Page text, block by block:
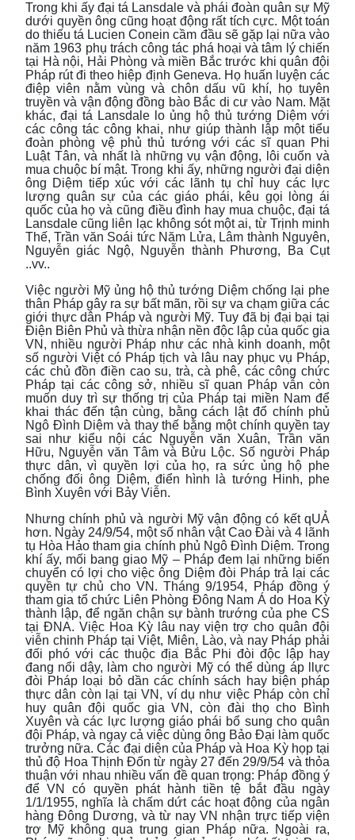
Trong khi ấy đại tá Lansdale và phái đoàn quân sự Mỹ
dưới quyền ông cũng hoạt động rất tích cực. Một toán
do thiếu tá Lucien Conein cầm đầu sẽ gặp lại nữa vào
năm 1963 phụ trách công tác phá hoại và tâm lý chiến
tại Hà nội, Hải Phòng và miền Bắc trước khi quân đội
Pháp rút đi theo hiệp định Geneva. Họ huấn luyện các
điệp viên nằm vùng và chôn dấu vũ khí, họ tuyên
truyền và vận động đồng bào Bắc di cư vào Nam. Mặt
khác, đại tá Lansdale lo ủng hộ thủ tướng Diệm với
các công tác công khai, như giúp thành lập một tiểu
đoàn phòng vệ phủ thủ tướng với các sĩ quan Phi
Luật Tân, và nhất là những vụ vận động, lôi cuốn và
mua chuộc bí mật. Trong khi ấy, những người đại diện
ông Diệm tiếp xúc với các lãnh tụ chỉ huy các lực
lượng quân sự của các giáo phái, kêu gọi lòng ái
quốc của họ và cũng điều đình hay mua chuộc, đại tá
Lansdale cũng liên lạc không sót một ai, từ Trịnh minh
Thế, Trần văn Soái tức Năm Lửa, Lâm thành Nguyên,
Nguyễn giác Ngộ, Nguyễn thành Phương, Ba Cụt
..vv..
Việc người Mỹ ủng hộ thủ tướng Diệm chống lại phe
thân Pháp gây ra sự bất mãn, rồi sự va chạm giữa các
giới thực dân Pháp và người Mỹ. Tuy đã bị đại bại tại
Điện Biên Phủ và thừa nhận nền độc lập của quốc gia
VN, nhiều người Pháp như các nhà kinh doanh, một
số người Việt có Pháp tịch và lâu nay phục vụ Pháp,
các chủ đồn điền cao su, trà, cà phê, các công chức
Pháp tại các công sở, nhiều sĩ quan Pháp vẫn còn
muốn duy trì sự thống trị của Pháp tại miền Nam để
khai thác đến tận cùng, bằng cách lật đổ chính phủ
Ngô Đình Diệm và thay thế bằng một chính quyền tay
sai như kiểu nội các Nguyễn văn Xuân, Trần văn
Hữu, Nguyễn văn Tâm và Bửu Lộc. Số người Pháp
thực dân, vì quyền lợi của họ, ra sức ủng hộ phe
chống đối ông Diệm, điển hình là tướng Hinh, phe
Bình Xuyên với Bảy Viễn.
Nhưng chính phủ và người Mỹ vận động có kết qUẢ
hơn. Ngày 24/9/54, một số nhân vật Cao Đài và 4 lãnh
tụ Hòa Hảo tham gia chính phủ Ngô Đình Diệm. Trong
khí ấy, mối bang giao Mỹ – Pháp đem lại những biến
chuyển có lợi cho việc ông Diệm đòi Pháp trả lại các
quyền tự chủ cho VN. Tháng 9/1954, Pháp đồng ý
tham gia tổ chức Liên Phòng Đông Nam Á do Hoa Kỳ
thành lập, để ngăn chận sự bành trướng của phe CS
tại ĐNA. Việc Hoa Kỳ lâu nay viện trợ cho quân đội
viễn chinh Pháp tại Việt, Miên, Lào, và nay Pháp phải
đối phó với các thuộc địa Bắc Phi đòi độc lập hay
đang nổi dậy, làm cho người Mỹ có thể dùng áp llực
đòi Pháp loại bỏ dần các chính sách hay biện pháp
thực dân còn lại tại VN, ví dụ như việc Pháp còn chỉ
huy quân đội quốc gia VN, còn đài thọ cho Bình
Xuyên và các lực lượng giáo phái bổ sung cho quân
đội Pháp, và ngay cả việc dùng ông Bảo Đại làm quốc
trưởng nữa. Các đại diện của Pháp và Hoa Kỳ họp tại
thủ độ Hoa Thịnh Đốn từ ngày 27 đến 29/9/54 và thỏa
thuận với nhau nhiều vấn đề quan trọng: Pháp đồng ý
để VN có quyền phát hành tiền tệ bắt đầu ngày
1/1/1955, nghĩa là chấm dứt các hoạt động của ngân
hàng Đông Dương, và từ nay VN nhận trực tiếp viện
trợ Mỹ không qua trung gian Pháp nữa. Ngoài ra,